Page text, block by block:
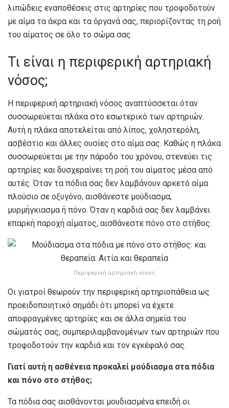
λιπώδεις εναποθέσεις στις αρτηρίες που τροφοδοτούν
με αίμα τα άκρα και τα όργανά σας, περιορίζοντας τη ροή
του αίματος σε όλο το σώμα σας.
Τι είναι η περιφερική αρτηριακή
νόσος;
Η περιφερική αρτηριακή νόσος αναπτύσσεται όταν
συσσωρεύεται πλάκα στο εσωτερικό των αρτηριών.
Αυτή η πλάκα αποτελείται από λίπος, χοληστερόλη,
ασβέστιο και άλλες ουσίες στο αίμα σας. Καθώς η πλάκα
συσσωρεύεται με την πάροδο του χρόνου, στενεύει τις
αρτηρίες και δυσχεραίνει τη ροή του αίματος μέσα από
αυτές. Όταν τα πόδια σας δεν λαμβάνουν αρκετό αίμα
πλούσιο σε οξυγόνο, αισθάνεστε μούδιασμα,
μυρμήγκιασμα ή πόνο. Όταν η καρδιά σας δεν λαμβάνει
επαρκή παροχή αίματος, αισθάνεστε πόνο στο στήθος.
Περιφερική αρτηριακή νόσος
Οι γιατροί θεωρούν την περιφερική αρτηριοπάθεια ως
προειδοποιητικό σημάδι ότι μπορεί να έχετε
αποφραγμένες αρτηρίες και σε άλλα σημεία του
σώματός σας, συμπεριλαμβανομένων των αρτηριών που
τροφοδοτούν την καρδιά και τον εγκέφαλό σας.
Γιατί αυτή η ασθένεια προκαλεί μούδιασμα στα πόδια
και πόνο στο στήθος;
Τα πόδια σας αισθάνονται μουδιασμένα επειδή οι